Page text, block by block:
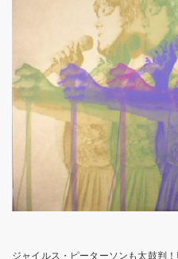
ジャイルス・ピーターソンも太鼓判